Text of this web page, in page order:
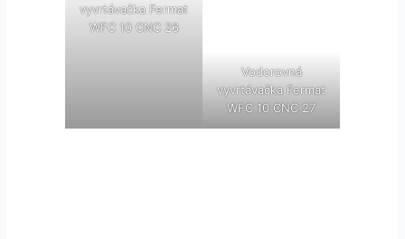
vyvrtávačka Fermat
WFC 10 CNC 26
Vodorovná
vyvrtávačka Fermat
WFC 10 CNC 27